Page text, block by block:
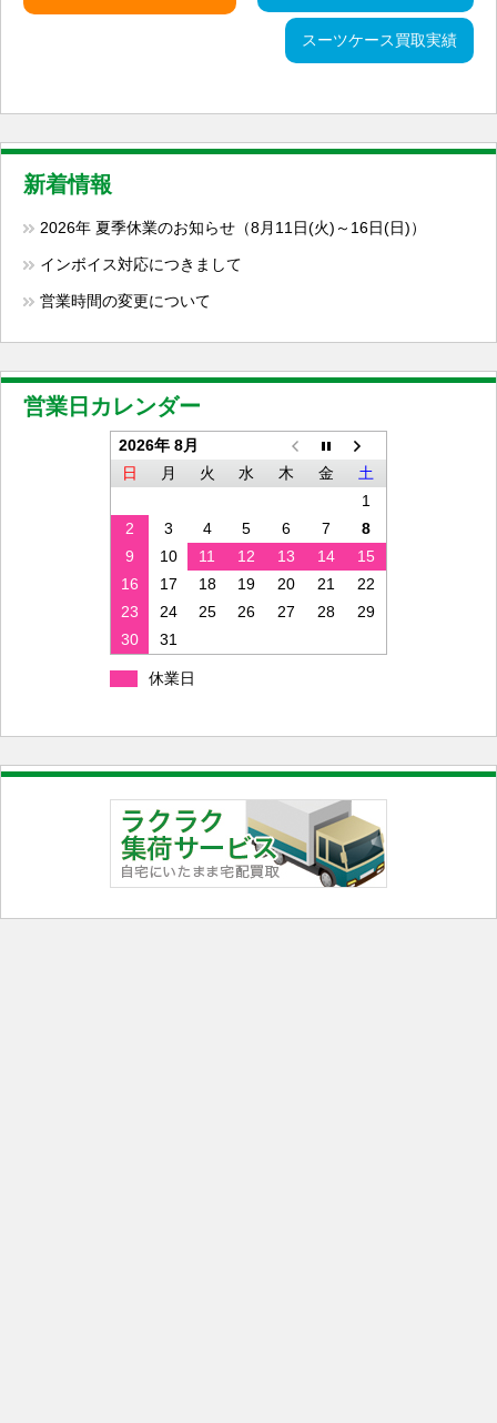
スーツケース買取実績
新着情報
2026年 夏季休業のお知らせ（8月11日(火)～16日(日)）
インボイス対応につきまして
営業時間の変更について
営業日カレンダー
2026年 8月
日
月 火 水 木 金
土
1
2
3 4 5 6 7
8
9
10 11 12 13 14
15
16
17 18 19 20 21
22
23
24 25 26 27 28
29
30
31
休業日